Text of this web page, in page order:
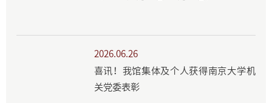
2026.06.26
喜讯！我馆集体及个人获得南京大学机
关党委表彰